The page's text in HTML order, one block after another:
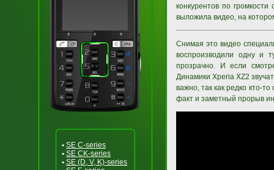
• SE C-series
• SE CK-series
• SE (D, V, K)-series
конкурентов по
выложила видео, на
Снимая это видео
воспроизводили одну и
прозрачно. И если
Динамики Xperia XZ2
важно, так как редко кто-
факт и заметный прорыв